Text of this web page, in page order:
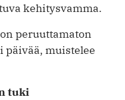
kehitysvamma.
peruuttamaton
muistelee
tuki